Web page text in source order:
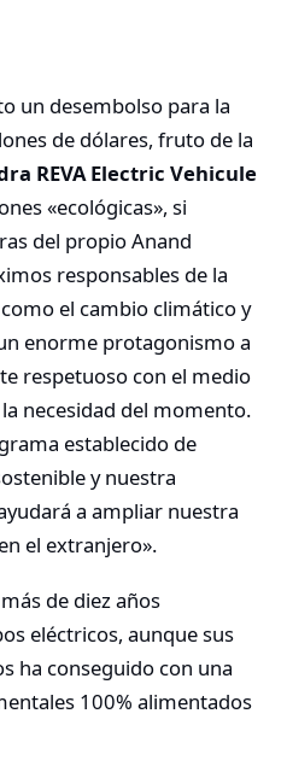
un desembolso para la
de dólares, fruto de la
REVA Electric Vehicule
«ecológicas», si
del propio Anand
responsables de la
el cambio climático y
enorme protagonismo a
respetuoso con el medio
necesidad del momento.
establecido de
y nuestra
a ampliar nuestra
el extranjero».
de diez años
eléctricos, aunque sus
ha conseguido con una
100% alimentados